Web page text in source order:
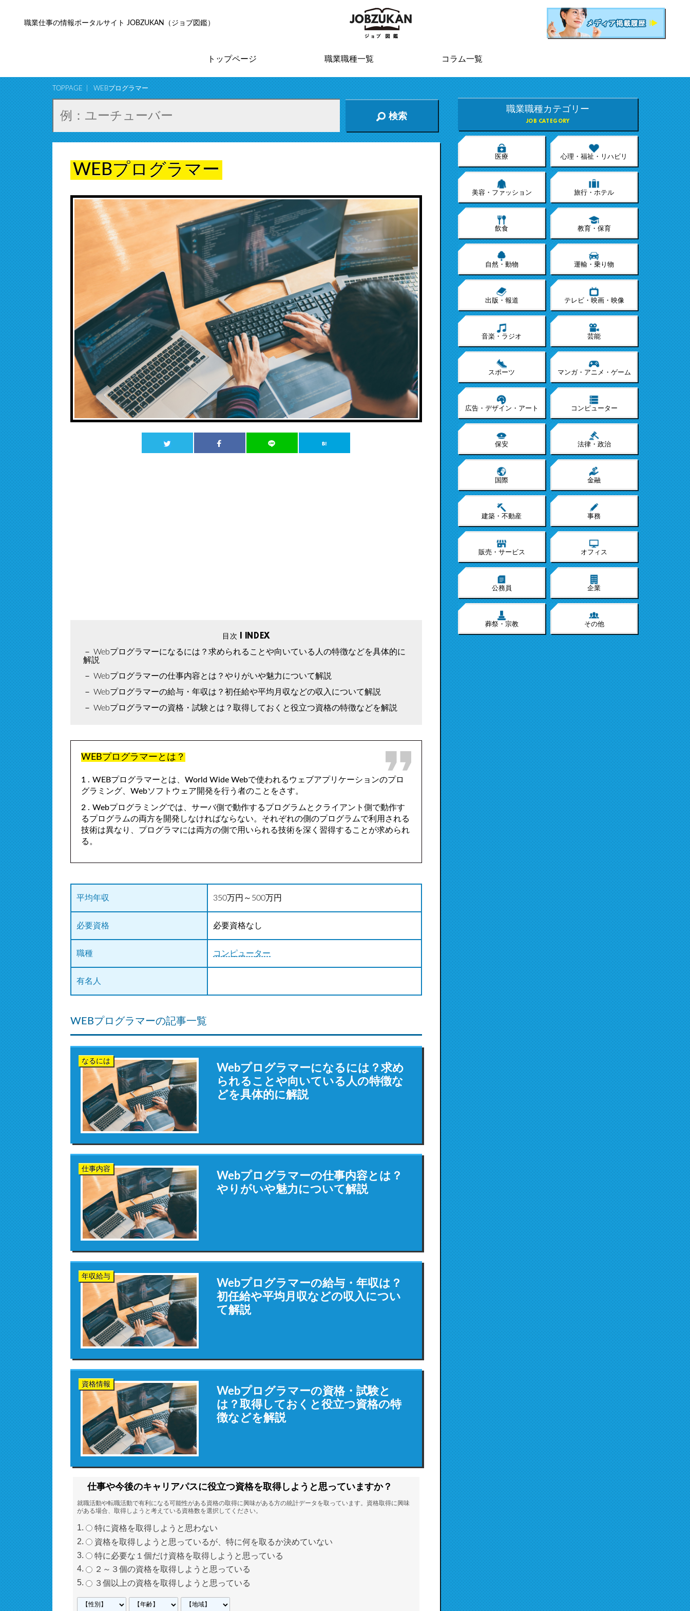
職業仕事の情報ポータルサイト JOBZUKAN（ジョブ図鑑）
トップページ 職業職種一覧 コラム一覧
TOPPAGE WEBプログラマー
検索
WEBプログラマー
Webプログラマーになるには？求められることや向いている人の特徴などを具体的に
解説
Webプログラマーの仕事内容とは？やりがいや魅力について解説
Webプログラマーの給与・年収は？初任給や平均月収などの収入について解説
Webプログラマーの資格・試験とは？取得しておくと役立つ資格の特徴などを解説
WEBプログラマーとは？
WEBプログラマーとは、World Wide Webで使われるウェブアプリケーションのプロ
グラミング、Webソフトウェア開発を行う者のことをさす。
Webプログラミングでは、サーバ側で動作するプログラムとクライアント側で動作す
るプログラムの両方を開発しなければならない。それぞれの側のプログラムで利用される
技術は異なり、プログラマには両方の側で用いられる技術を深く習得することが求められ
る。
平均年収 350万円～500万円
必要資格 必要資格なし
職種 コンピューター
有名人
WEBプログラマーの記事一覧
なるには
Webプログラマーになるには？求め
られることや向いている人の特徴な
どを具体的に解説
仕事内容
Webプログラマーの仕事内容とは？
やりがいや魅力について解説
年収給与
Webプログラマーの給与・年収は？
初任給や平均月収などの収入につい
て解説
資格情報
Webプログラマーの資格・試験と
は？取得しておくと役立つ資格の特
徴などを解説
仕事や今後のキャリアパスに役立つ資格を取得しようと思っていますか？
就職活動や転職活動で有利になる可能性がある資格の取得に興味がある方の統計データを取っています。資格取得に興味
がある場合、取得しようと考えている資格数を選択してください。
特に資格を取得しようと思わない
資格を取得しようと思っているが、特に何を取るか決めていない
特に必要な１個だけ資格を取得しようと思っている
２～３個の資格を取得しようと思っている
３個以上の資格を取得しようと思っている
職業職種カテゴリー
JOB CATEGORY
医療 心理・福祉・リハビリ
美容・ファッション 旅行・ホテル
飲食 教育・保育
自然・動物 運輸・乗り物
出版・報道 テレビ・映画・映像
音楽・ラジオ 芸能
スポーツ マンガ・アニメ・ゲーム
広告・デザイン・アート コンピューター
保安 法律・政治
国際 金融
建築・不動産 事務
販売・サービス オフィス
公務員 企業
葬祭・宗教 その他